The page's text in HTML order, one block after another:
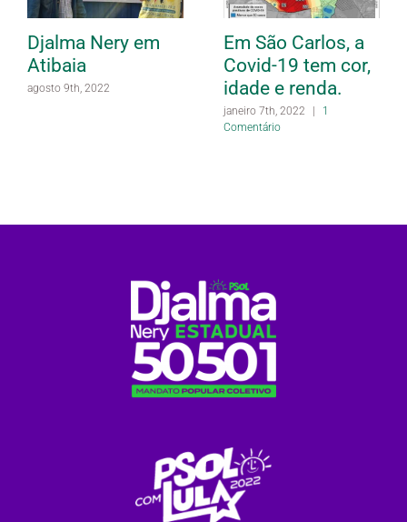
Djalma Nery em
Atibaia
agosto 9th, 2022
Em São Carlos, a
Covid-19 tem cor,
idade e renda.
janeiro 7th, 2022 |
1
Comentário